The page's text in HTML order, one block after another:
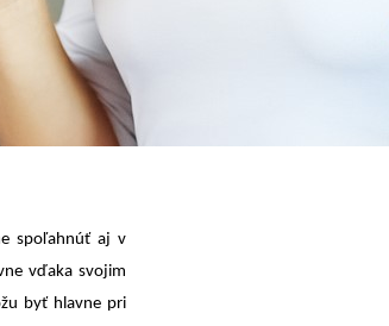
spoľahnúť aj v
vďaka svojim
byť hlavne pri